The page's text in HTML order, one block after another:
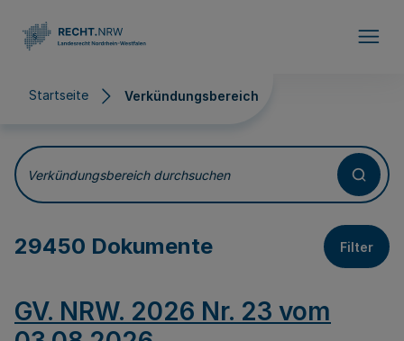
Startseite Verkündungsbereich
Verkündungsbereich
Verkündungsbereich durchsuchen
29450 Dokumente Filter
GV. NRW. 2026 Nr. 23 vom